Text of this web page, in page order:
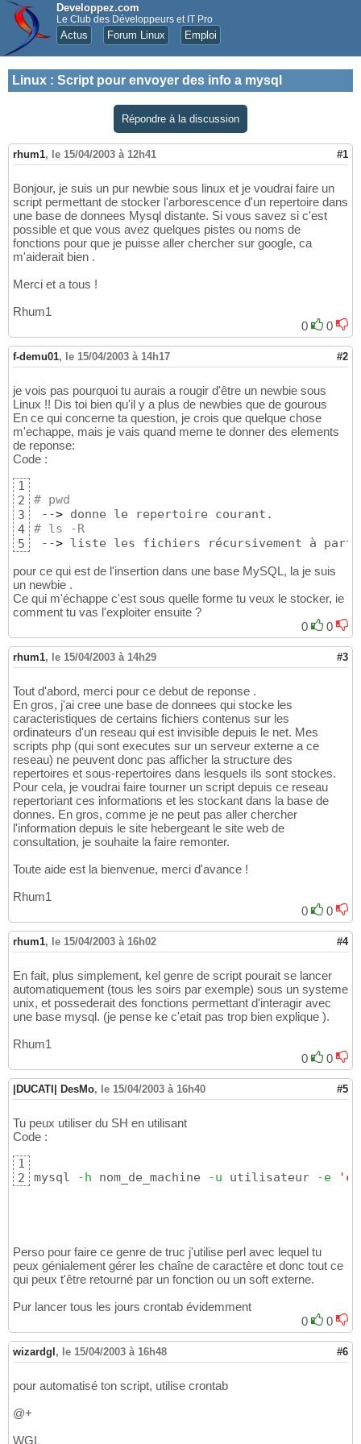
Developpez.com
Le Club des Développeurs et IT Pro
Actus Forum Linux Emploi
Linux : Script pour envoyer des info a mysql
Répondre à la discussion
rhum1, le 15/04/2003 à 12h41 #1
Bonjour, je suis un pur newbie sous linux et je voudrai faire un
script permettant de stocker l'arborescence d'un repertoire dans
une base de donnees Mysql distante. Si vous savez si c'est
possible et que vous avez quelques pistes ou noms de
fonctions pour que je puisse aller chercher sur google, ca
m'aiderait bien .
Merci et a tous !
Rhum1
0
0
f-demu01, le 15/04/2003 à 14h17 #2
je vois pas pourquoi tu aurais a rougir d'être un newbie sous
Linux !! Dis toi bien qu'il y a plus de newbies que de gourous
En ce qui concerne ta question, je crois que quelque chose
m'echappe, mais je vais quand meme te donner des elements
de reponse:
Code :
1
2
3
4
5
# pwd
-->
# ls -R
--> liste les fichiers récursivement à
pour ce qui est de l'insertion dans une base MySQL, la je suis
un newbie .
Ce qui m'échappe c'est sous quelle forme tu veux le stocker, ie
comment tu vas l'exploiter ensuite ?
0
0
rhum1, le 15/04/2003 à 14h29 #3
Tout d'abord, merci pour ce debut de reponse .
En gros, j'ai cree une base de donnees qui stocke les
caracteristiques de certains fichiers contenus sur les
ordinateurs d'un reseau qui est invisible depuis le net. Mes
scripts php (qui sont executes sur un serveur externe a ce
reseau) ne peuvent donc pas afficher la structure des
repertoires et sous-repertoires dans lesquels ils sont stockes.
Pour cela, je voudrai faire tourner un script depuis ce reseau
repertoriant ces informations et les stockant dans la base de
donnes. En gros, comme je ne peut pas aller chercher
l'information depuis le site hebergeant le site web de
consultation, je souhaite la faire remonter.
Toute aide est la bienvenue, merci d'avance !
Rhum1
0
0
rhum1, le 15/04/2003 à 16h02 #4
En fait, plus simplement, kel genre de script pourait se lancer
automatiquement (tous les soirs par exemple) sous un systeme
unix, et possederait des fonctions permettant d'interagir avec
une base mysql. (je pense ke c'etait pas trop bien explique ).
Rhum1
0
0
|DUCATI| DesMo, le 15/04/2003 à 16h40 #5
Tu peux utiliser du SH en utilisant
Code :
1
2
mysql -h nom_de_machine -u utilisateur -e
Perso pour faire ce genre de truc j'utilise perl avec lequel tu
peux génialement gérer les chaîne de caractère et donc tout ce
qui peux t'être retourné par un fonction ou un soft externe.
Pur lancer tous les jours crontab évidemment
0
0
wizardgl , le 15/04/2003 à 16h48 #6
pour automatisé ton script, utilise crontab
@+
WGL